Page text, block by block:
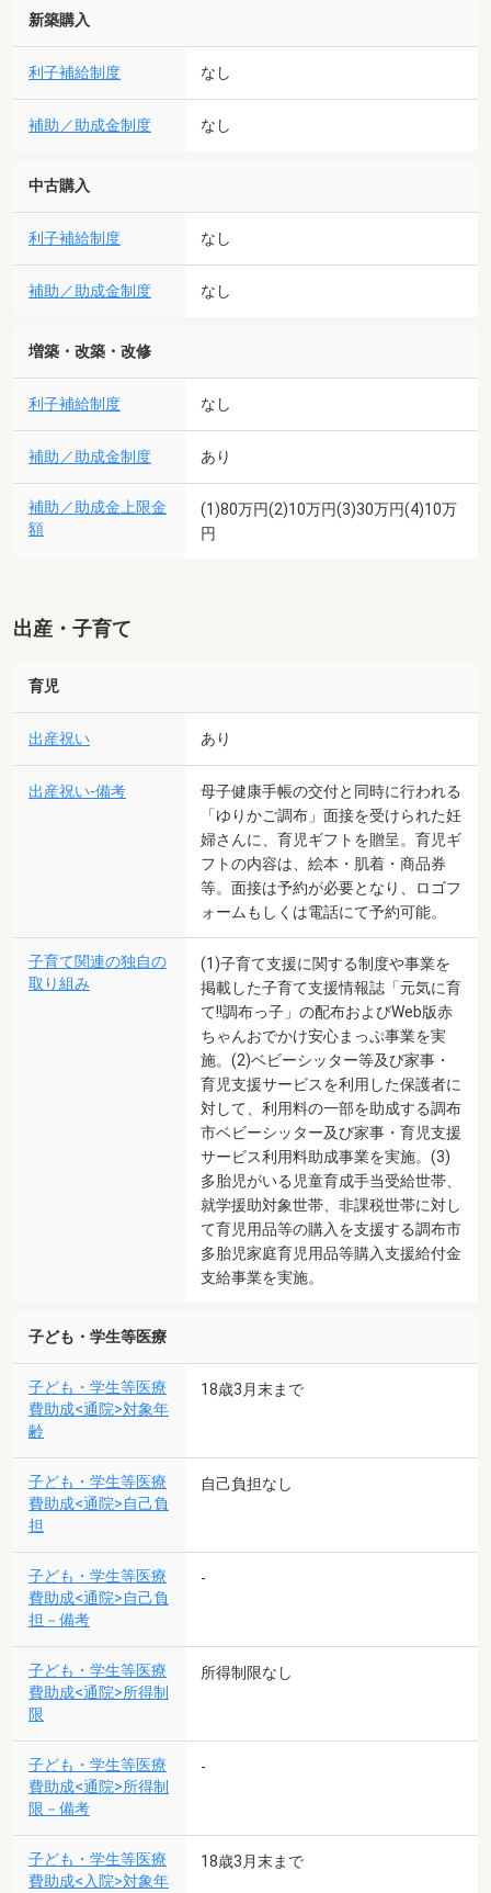
新築購入
利子補給制度 なし
補助／助成金制度 なし
中古購入
利子補給制度 なし
補助／助成金制度 なし
増築・改築・改修
利子補給制度 なし
補助／助成金制度 あり
補助／助成金上限金
額
(1)80万円(2)10万円(3)30万円(4)10万
円
出産・子育て
育児
出産祝い あり
出産祝い-備考
母子健康手帳の交付と同時に行われる
「ゆりかご調布」面接を受けられた妊
婦さんに、育児ギフトを贈呈。育児ギ
フトの内容は、絵本・肌着・商品券
等。面接は予約が必要となり、ロゴフ
ォームもしくは電話にて予約可能。
子育て関連の独自の
取り組み
(1)子育て支援に関する制度や事業を
掲載した子育て支援情報誌「元気に育
て!!調布っ子」の配布およびWeb版赤
ちゃんおでかけ安心まっぷ事業を実
施。(2)ベビーシッター等及び家事・
育児支援サービスを利用した保護者に
対して、利用料の一部を助成する調布
市ベビーシッター及び家事・育児支援
サービス利用料助成事業を実施。(3)
多胎児がいる児童育成手当受給世帯、
就学援助対象世帯、非課税世帯に対し
て育児用品等の購入を支援する調布市
多胎児家庭育児用品等購入支援給付金
支給事業を実施。
子ども・学生等医療
子ども・学生等医療
費助成<通院>対象年
齢
18歳3月末まで
子ども・学生等医療
費助成<通院>自己負
担
自己負担なし
子ども・学生等医療
費助成<通院>自己負
担－備考
-
子ども・学生等医療
費助成<通院>所得制
限
所得制限なし
子ども・学生等医療
費助成<通院>所得制
限－備考
-
子ども・学生等医療
費助成<入院>対象年
18歳3月末まで